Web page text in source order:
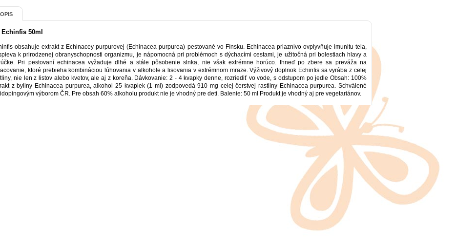
50ml
obsahuje extrakt z Echinacey purpurovej (Echinacea purpurea) pestované vo Fínsku. Echinacea priaznivo ovplyvňuje imunitu tela,
k prirodzenej obranyschopnosti organizmu, je nápomocná pri problémoch s dýchacími cestami, je užitočná pri bolestiach hlavy a
Pri pestovaní echinacea vyžaduje dlhé a stále pôsobenie slnka, nie však extrémne horúco. Ihneď po zbere sa preváža na
ktoré prebieha kombináciou lúhovania v alkohole a lisovania v extrémnom mraze. Výživový doplnok Echinfis sa vyrába z celej
nie len z listov alebo kvetov, ale aj z koreňa. Dávkovanie: 2 - 4 kvapky denne, rozriediť vo vode, s odstupom po jedle Obsah: 100%
z byliny Echinacea purpurea, alkohol 25 kvapiek (1 ml) zodpovedá 910 mg celej čerstvej rastliny Echinacea purpurea. Schválené
výborom ČR. Pre obsah 60% alkoholu produkt nie je vhodný pre deti. Balenie: 50 ml Produkt je vhodný aj pre vegetariánov.